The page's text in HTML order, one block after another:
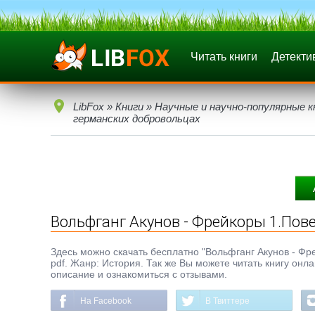
Читать книги
LibFox » Книги » Научные и научно-популярные
германских добровольцах
Вольфганг Акунов - Фрейкоры
Здесь можно скачать бесплатно "Вольфганг Акунов -
pdf. Жанр: История. Так же Вы можете читать книгу
описание и ознакомиться с отзывами.
На Facebook В Твиттере